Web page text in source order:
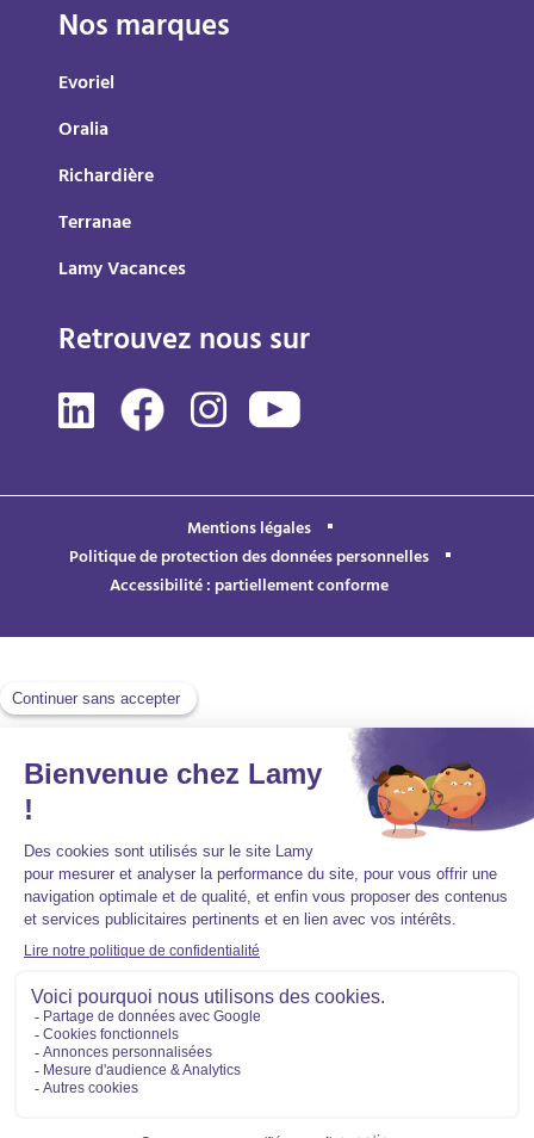
Nos marques
Evoriel
Oralia
Richardière
Terranae
Lamy Vacances
Retrouvez nous sur
Mentions légales
Politique de protection des données personnelles
Accessibilité : partiellement conforme